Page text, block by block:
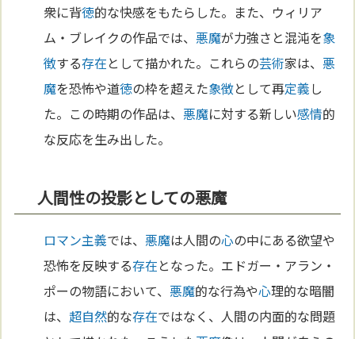
衆に背徳的な快感をもたらした。また、ウィリア
ム・ブレイクの作品では、悪魔が力強さと混沌を象
徴する存在として描かれた。これらの芸術家は、悪
魔を恐怖や道徳の枠を超えた象徴として再定義し
た。この時期の作品は、悪魔に対する新しい感情的
な反応を生み出した。
人間性の投影としての悪魔
ロマン主義では、悪魔は人間の心の中にある欲望や
恐怖を反映する存在となった。エドガー・アラン・
ポーの物語において、悪魔的な行為や心理的な暗闇
は、超自然的な存在ではなく、人間の内面的な問題